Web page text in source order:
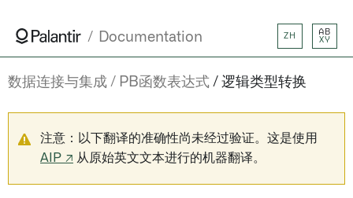
Documentation ZH
AB
XY
数据连接与集成 PB函数表达式 逻辑类型转换
注意：以下翻译的准确性尚未经过验证。这是使用
AIP ↗ 从原始英文文本进行的机器翻译。